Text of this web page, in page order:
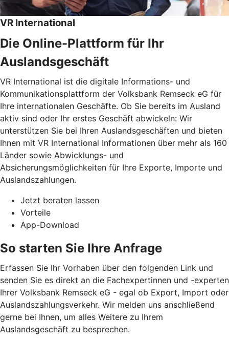
VR International
Die Online-Plattform für Ihr
Auslandsgeschäft
VR International ist die digitale Informations- und
Kommunikationsplattform der Volksbank Remseck eG für
Ihre internationalen Geschäfte. Ob Sie bereits im Ausland
aktiv sind oder Ihr erstes Geschäft abwickeln: Wir
unterstützen Sie bei Ihren Auslandsgeschäften und bieten
Ihnen mit VR International Informationen über mehr als 160
Länder sowie Abwicklungs- und
Absicherungsmöglichkeiten für Ihre Exporte, Importe und
Auslandszahlungen.
Jetzt beraten lassen
Vorteile
App-Download
So starten Sie Ihre Anfrage
Erfassen Sie Ihr Vorhaben über den folgenden Link und
senden Sie es direkt an die Fachexpertinnen und -experten
Ihrer Volksbank Remseck eG - egal ob Export, Import oder
Auslandszahlungsverkehr. Wir melden uns anschließend
gerne bei Ihnen, um alles Weitere zu Ihrem
Auslandsgeschäft zu besprechen.